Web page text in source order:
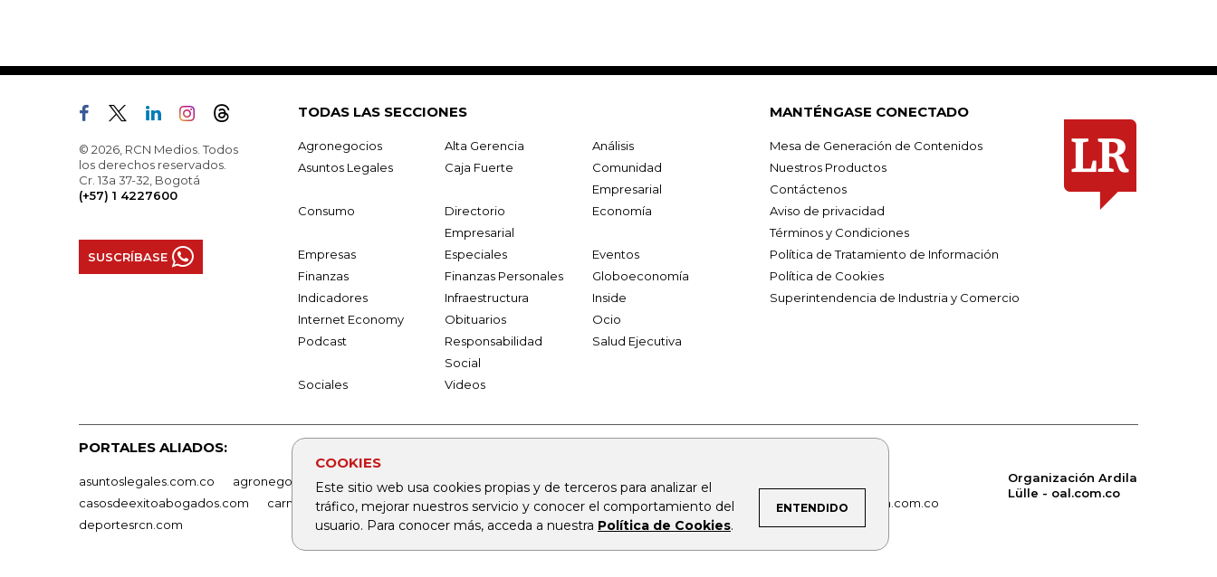
COOKIES
Este sitio web usa cookies propias y de terceros para analizar el
tráfico, mejorar nuestros servicio y conocer el comportamiento del
usuario. Para conocer más, acceda a nuestra Política de Cookies.
ENTENDIDO
© 2026, RCN Medios. Todos
los derechos reservados.
Cr. 13a 37-32, Bogotá
(+57) 1 4227600
SUSCRÍBASE
TODAS LAS SECCIONES
Agronegocios Alta Gerencia
Análisis
Asuntos Legales
Caja Fuerte
Comunidad
Empresarial
Consumo
Directorio
Empresarial
Economía
Empresas Especiales
Eventos
Finanzas
Finanzas Personales
Globoeconomía
Indicadores
Infraestructura
Inside
Internet Economy
Obituarios
Ocio
Podcast
Responsabilidad
Social
Salud Ejecutiva
Sociales Videos
MANTÉNGASE CONECTADO
Mesa de Generación de Contenidos
Nuestros Productos
Contáctenos
Aviso de privacidad
Términos y Condiciones
Política de Tratamiento de Información
Política de Cookies
Superintendencia de Industria y Comercio
PORTALES ALIADOS:
asuntoslegales.com.co agronegocios.co empresas.larepublica.co firmasdeabogados.com
bolsaencolombia.com
casosdeexitoabogados.com
carnavalindustriacultural.com canalrcn.com rcnradio.com noticiasrcn.com lafm.com.co
alerta.com.co
deportesrcn.com
Organización Ardila
Lülle - oal.com.co